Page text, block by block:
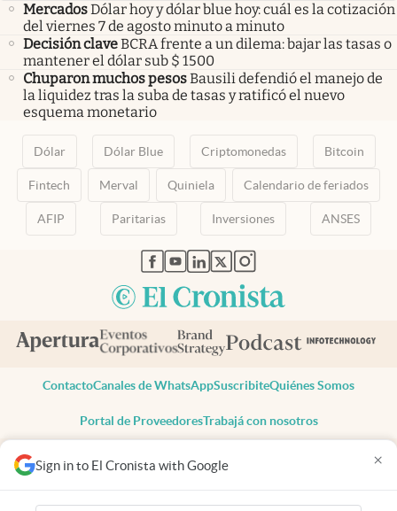
Sign in to El Cronista with Google ×
MercadosDólar hoy y dólar blue hoy: cuál es la cotización
del viernes 7 de agosto minuto a minuto
Decisión claveBCRA frente a un dilema: bajar las tasas o
mantener el dólar sub $ 1500
Chuparon muchos pesosBausili defendió el manejo de
la liquidez tras la suba de tasas y ratificó el nuevo
esquema monetario
Dólar Dólar Blue Criptomonedas Bitcoin
Fintech Merval Quiniela Calendario de feriados
AFIP Paritarias Inversiones ANSES
abre en nueva pestaña
abre en nueva pestaña
abre en nueva pestaña
abre en nueva pestaña
abre en nueva pestaña
ContactoCanales de WhatsAppSuscribiteQuiénes Somos
Portal de ProveedoresTrabajá con nosotros
Todos los derechos reservados
Privacidad